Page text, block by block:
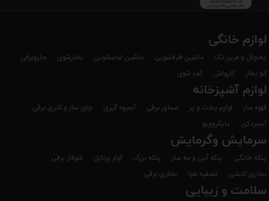
لوازم خانگی
یخچال و فریزر تک ماشین ظرفشویی ماشین لباسشویی بخارشوی
جاروبرقی
اتو بخار
کارواش کف شوی
لوازم آشپزخانه
قهوه ساز لوازم پخت و پز سماور برقی آبمیوه گیری
چای ساز و کتری برقی
آبسردکن
مایکروویو
سرمایش وگرمایش
پنکه خانگی پنکه آبی و مه ساز پنکه بزرگ کولر پرتابل
شوفاژ برقی
بخاری تابشی
تصفیه هوا بخاری برقی
سلامت و زیبایی